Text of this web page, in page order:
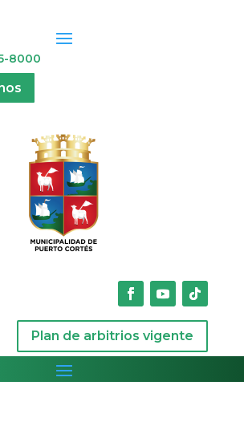
8000
Plan de arbitrios vigente